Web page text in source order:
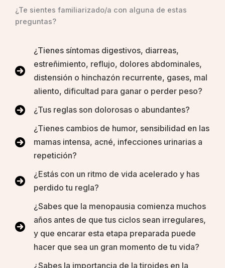
¿Te sientes familiarizado/a con alguna de estas
preguntas?
¿Tienes síntomas digestivos, diarreas,
estreñimiento, reflujo, dolores abdominales,
distensión o hinchazón recurrente, gases, mal
aliento, dificultad para ganar o perder peso?
¿Tus reglas son dolorosas o abundantes?
¿Tienes cambios de humor, sensibilidad en las
mamas intensa, acné, infecciones urinarias a
repetición?
¿Estás con un ritmo de vida acelerado y has
perdido tu regla?
¿Sabes que la menopausia comienza muchos
años antes de que tus ciclos sean irregulares,
y que encarar esta etapa preparada puede
hacer que sea un gran momento de tu vida?
¿Sabes la importancia de la tiroides en la